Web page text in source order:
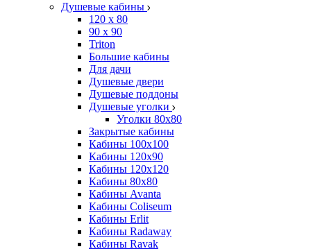
Душевые кабины
120 x 80
90 х 90
Triton
Большие кабины
Для дачи
Душевые двери
Душевые поддоны
Душевые уголки
Уголки 80х80
Закрытые кабины
Кабины 100x100
Кабины 120x90
Кабины 120х120
Кабины 80х80
Кабины Avanta
Кабины Coliseum
Кабины Erlit
Кабины Radaway
Кабины Ravak